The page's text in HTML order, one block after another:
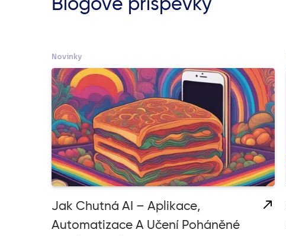
Blogové příspěvky
Novinky
Jak Chutná AI – Aplikace,
Automatizace A Učení Poháněné